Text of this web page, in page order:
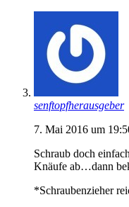
senftopfherausgeber
7. Mai 2016 um
Schraub doch
Knäufe ab…dann
*Schraubenzieher